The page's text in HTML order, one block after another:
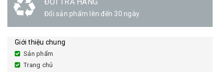
ĐỔI TRẢ HÀNG
Đổi sản phẩm lên đến 30 ngày
Giới thiệu chung
Sản phẩm
Trang chủ